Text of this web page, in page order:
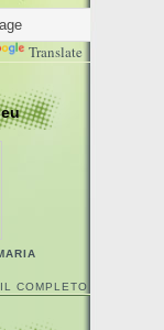
Translate
COMPLETO